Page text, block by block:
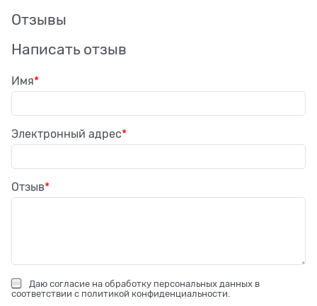
Отзывы
Написать отзыв
Имя
Электронный адрес
Отзыв
Даю согласие на обработку персональных данных в
соответствии с политикой конфиденциальности